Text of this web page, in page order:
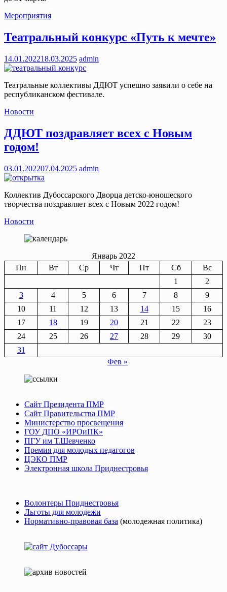
Мероприятия
Театральный конкурс «Путь к мечте»
14.01.202218.03.2025 admin
Театральные коллективы ДДЮТ успешно заявили о себе на
республиканском фестивале.
Новости
ДДЮТ поздравляет всех с Новым
годом!
03.01.202207.04.2025 admin
Коллектив Дубоссарского Дворца детско-юношеского
творчества поздравляет всех с Новым 2022 годом!
Новости
Январь 2022
Пн
Вт Ср Чт Пт Сб
Вс
1
2
3
4 5 6 7 8
9
10
11 12 13 14 15
16
17
18 19 20 21 22
23
24
25 26 27 28 29
30
31
Фев »
Сайт Президента ПМР
Сайт Правительства ПМР
Министерство просвещения
ГОУ ДПО «ИРОиПК»
ПГУ им Т.Шевченко
Премия для молодых педагогов
ЦЭКО ПМР
Электронная школа Приднестровья
Волонтеры Приднестровья
Льготы для молодежи
Нормативно-правовая база (молодежная политика)